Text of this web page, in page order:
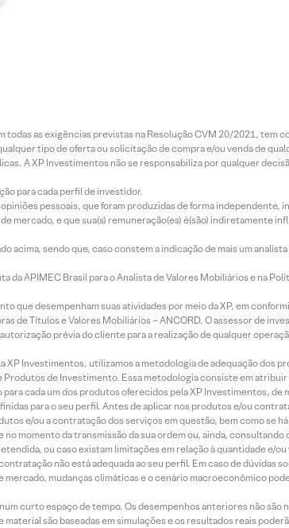
todas as exigências previstas na Resolução CVM 20/2021, tem
tipo de oferta ou solicitação de compra e/ou venda de
A XP Investimentos não se responsabiliza por qualquer
para cada perfil de investidor.
pessoais, que foram produzidas de forma independente,
mercado, e que sua(s) remuneração(es) é(são) indiretamente
sendo que, caso constem a indicação de mais um
APIMEC Brasil para o Analista de Valores Mobiliários e na
que desempenham suas atividades por meio da XP, em
de Títulos e Valores Mobiliários – ANCORD. O assessor de
prévia do cliente para a realização de qualquer
Investimentos, utilizamos a metodologia de adequação dos
de Investimento. Essa metodologia consiste em
cada um dos produtos oferecidos pela XP Investimentos, de
para o seu perfil. Antes de aplicar nos produtos e/ou
e/ou a contratação dos serviços em questão, bem como se
momento da transmissão da sua ordem ou, ainda, consultando
ou caso existam limitações em relação à quantidade e/
não está adequada ao seu perfil. Em caso de dúvidas
mudanças climáticas e o cenário macroeconômico
curto espaço de tempo. Os desempenhos anteriores não são
são baseadas em simulações e os resultados reais